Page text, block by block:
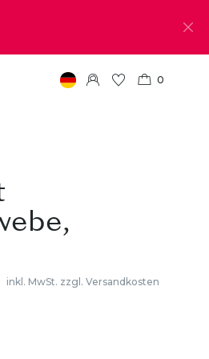
0
inkl. MwSt. zzgl. Versandkosten